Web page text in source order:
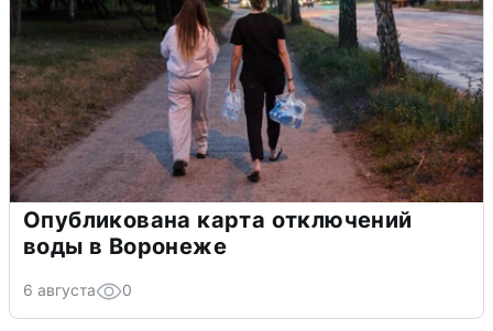
Опубликована карта отключений
воды в Воронеже
6 августа 0